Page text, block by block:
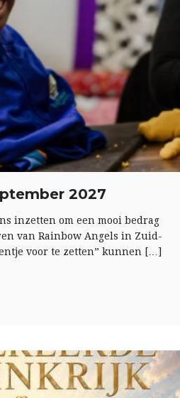
2027
inzetten om een mooi bedrag
van Rainbow Angels in Zuid-
voor te zetten” kunnen […]